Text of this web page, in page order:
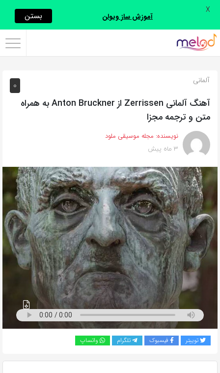
اشتراک
با
روش‌های
زیر
این
صفحه
را
با
دوستان
خود
به
اشتراک
بگذارید.
کپی
لینک
0 آلمانی
آهنگ آلمانی Zerrissen از Anton Bruckner به همراه
متن و ترجمه مجزا
نویسنده: مجله موسیقی ملود
3 ماه پیش
توییتر فیسبوک تلگرام واتساپ
آموزش ساز ویولن بستن X